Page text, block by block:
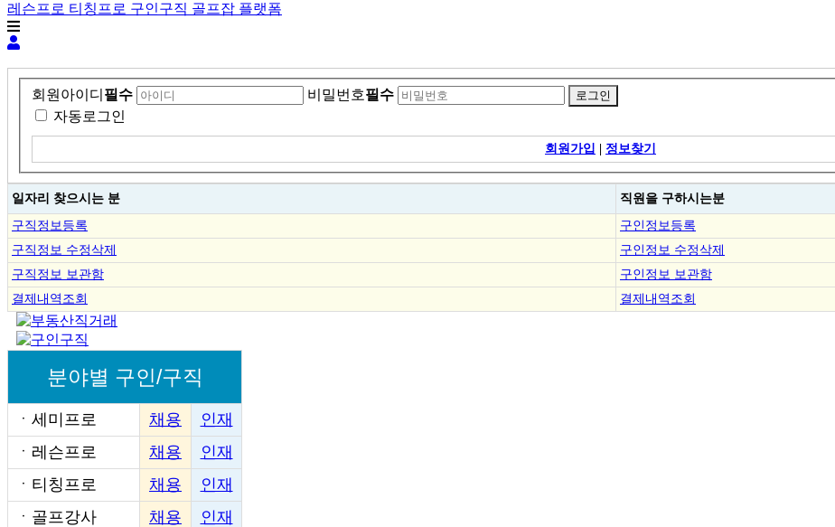
레슨프로 티칭프로 구인구직 골프잡 플랫폼
회원아이디 필수 비밀번호필수
자동로그인
회원가입 | 정보찾기
일자리 찾으시는 분 직원을 구하시는분
구직정보등록
구인정보등록
구직정보 수정삭제
구인정보 수정삭제
구직정보 보관함
구인정보 보관함
결제내역조회
결제내역조회
분야별 구인/구직
ㆍ 세미프로 채용
인재
ㆍ 레슨프로 채용
인재
ㆍ 티칭프로 채용
인재
ㆍ 골프강사 채용
인재